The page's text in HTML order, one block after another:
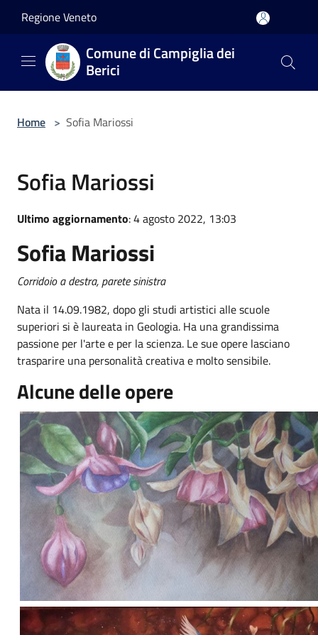
Regione Veneto
Comune di Campiglia dei
Berici
Home > Sofia Mariossi
Sofia Mariossi
Ultimo aggiornamento: 4 agosto 2022, 13:03
Sofia Mariossi
Corridoio a destra, parete sinistra
Nata il 14.09.1982, dopo gli studi artistici alle scuole
superiori si è laureata in Geologia. Ha una grandissima
passione per l'arte e per la scienza. Le sue opere lasciano
trasparire una personalità creativa e molto sensibile.
Alcune delle opere